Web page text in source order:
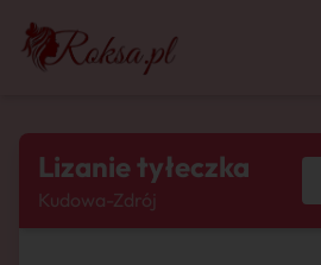
Lizanie tyłeczka
Kudowa-Zdrój